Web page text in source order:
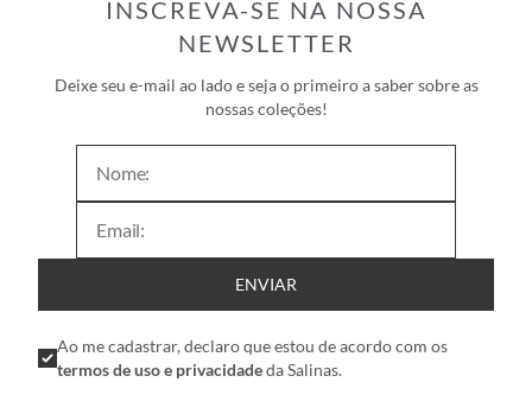
INSCREVA-SE NA NOSSA
NEWSLETTER
Deixe seu e-mail ao lado e seja o primeiro a saber sobre as
nossas coleções!
ENVIAR
Ao me cadastrar, declaro que estou de acordo com os
termos de uso e privacidadeda Salinas.